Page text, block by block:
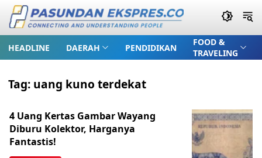
HEADLINE DAERAH PENDIDIKAN
FOOD &
TRAVELING
Tag: uang kuno terdekat
4 Uang Kertas Gambar Wayang
Diburu Kolektor, Harganya
Fantastis!